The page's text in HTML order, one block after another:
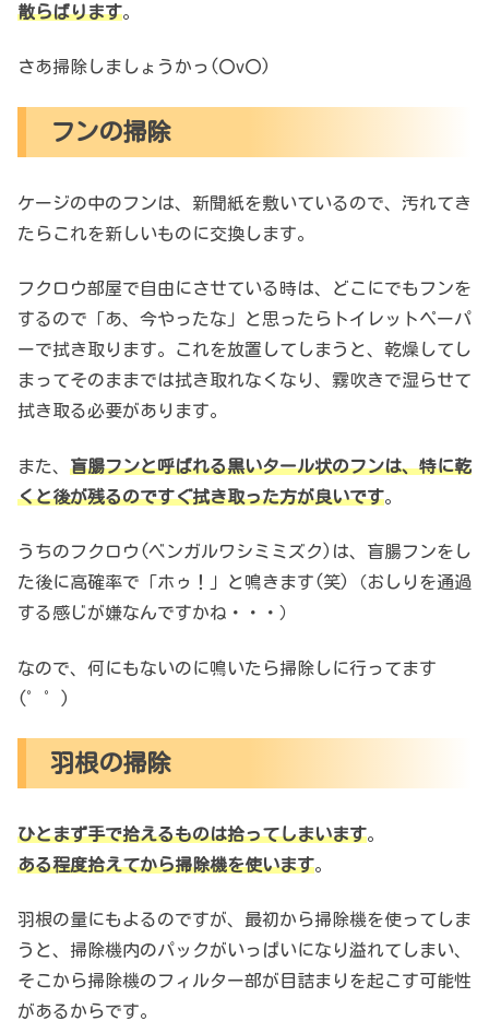
散らばります。
さあ掃除しましょうかっ(〇v〇)
フンの掃除
ケージの中のフンは、新聞紙を敷いているので、汚れてき
たらこれを新しいものに交換します。
フクロウ部屋で自由にさせている時は、どこにでもフンを
するので「あ、今やったな」と思ったらトイレットペーパ
ーで拭き取ります。これを放置してしまうと、乾燥してし
まってそのままでは拭き取れなくなり、霧吹きで湿らせて
拭き取る必要があります。
また、 盲腸フンと呼ばれる黒いタール状のフンは、特に乾
くと後が残るのですぐ拭き取った方が良いです。
うちのフクロウ(ベンガルワシミミズク)は、盲腸フンをし
た後に高確率で「ホゥ！」と鳴きます(笑)（おしりを通過
する感じが嫌なんですかね・・・）
なので、何にもないのに鳴いたら掃除しに行ってます
(゜゜)
羽根の掃除
ひとまず手で拾えるものは拾ってしまいます。
ある程度拾えてから掃除機を使います。
羽根の量にもよるのですが、最初から掃除機を使ってしま
うと、掃除機内のパックがいっぱいになり溢れてしまい、
そこから掃除機のフィルター部が目詰まりを起こす可能性
があるからです。